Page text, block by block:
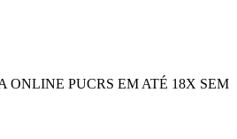
ONLINE PUCRS EM ATÉ 18X SEM